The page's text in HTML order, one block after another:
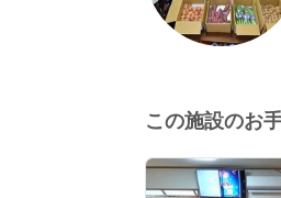
この施設のお